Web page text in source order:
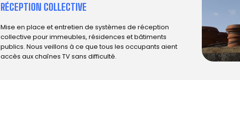
RÉCEPTION COLLECTIVE
Mise en place et entretien de systèmes de réception
collective pour immeubles, résidences et bâtiments
publics. Nous veillons à ce que tous les occupants aient
accès aux chaînes TV sans difficulté.